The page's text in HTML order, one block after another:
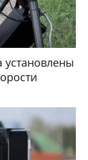
установлены